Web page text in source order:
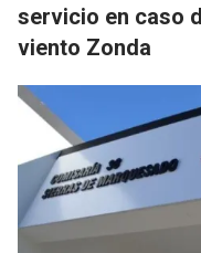
servicio en caso
viento Zonda